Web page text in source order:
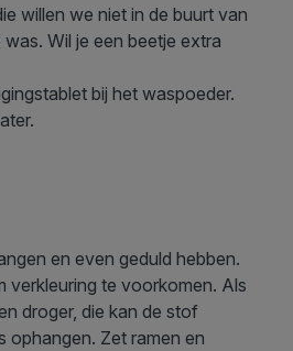
willen we niet in de buurt van
Wil je een beetje extra
bij het waspoeder.
en even geduld hebben.
verkleuring te voorkomen. Als
droger, die kan de stof
ophangen. Zet ramen en